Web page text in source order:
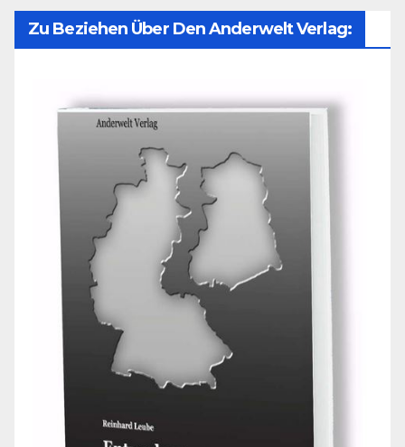
Zu Beziehen Über Den Anderwelt Verlag: